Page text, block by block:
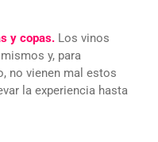
y copas. Los vinos
y, para
no vienen mal estos
la experiencia hasta